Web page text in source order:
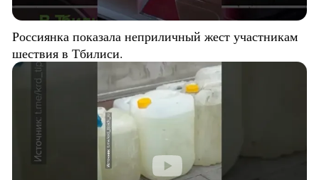
Россиянка показала неприличный жест участникам
шествия в Тбилиси.